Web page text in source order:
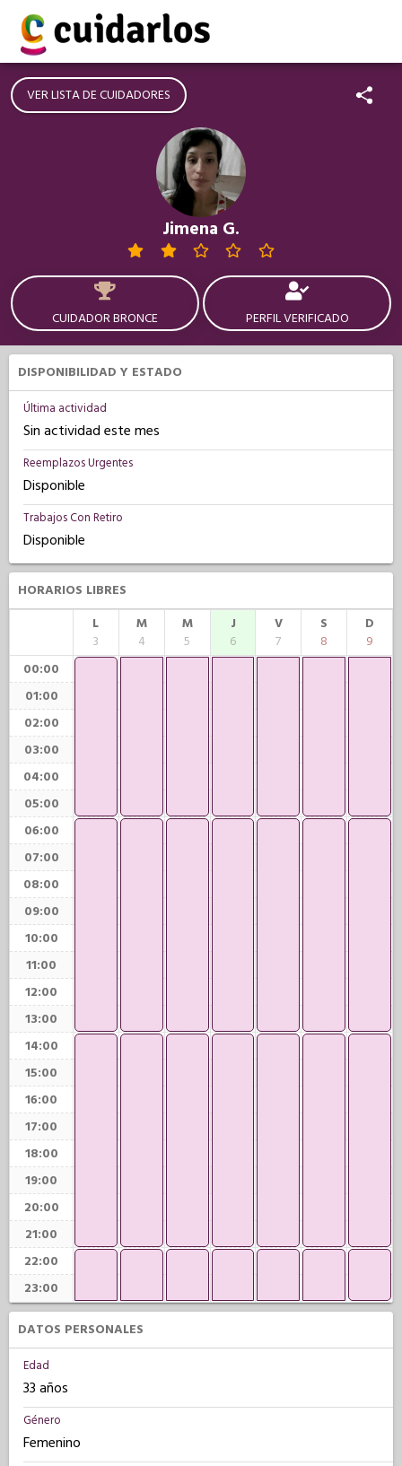
VER LISTA DE CUIDADORES
Jimena G.
CUIDADOR BRONCE PERFIL VERIFICADO
DISPONIBILIDAD Y ESTADO
Última actividad
Sin actividad este mes
Reemplazos Urgentes
Disponible
Trabajos Con Retiro
Disponible
HORARIOS LIBRES
L
3
M
4
M
5
J
6
V
7
S
8
D
9
00:00
01:00
02:00
03:00
04:00
05:00
06:00
07:00
08:00
09:00
10:00
11:00
12:00
13:00
14:00
15:00
16:00
17:00
18:00
19:00
20:00
21:00
22:00
23:00
DATOS PERSONALES
Edad
33 años
Género
Femenino